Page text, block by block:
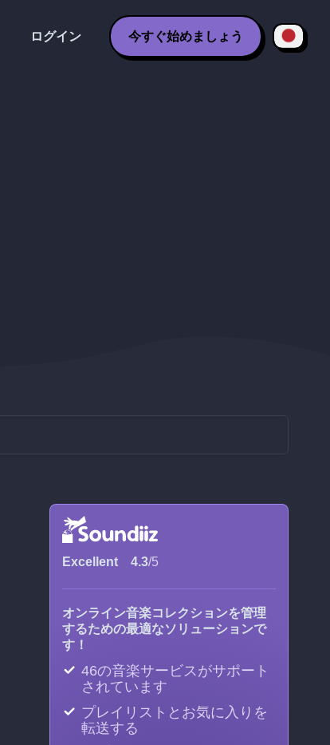
ログイン 今すぐ始めましょう
Excellent 4.3/5
オンライン音楽コレクションを管理
するための最適なソリューションで
す！
46の音楽サービスがサポート
されています
プレイリストとお気に入りを
転送する